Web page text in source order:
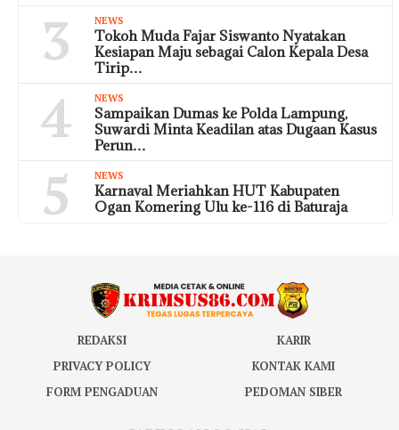
3 NEWS
Tokoh Muda Fajar Siswanto Nyatakan
Kesiapan Maju sebagai Calon Kepala Desa
Tirip…
4 NEWS
Sampaikan Dumas ke Polda Lampung,
Suwardi Minta Keadilan atas Dugaan Kasus
Perun…
5 NEWS
Karnaval Meriahkan HUT Kabupaten
Ogan Komering Ulu ke-116 di Baturaja
REDAKSI
KARIR
PRIVACY POLICY
KONTAK KAMI
FORM PENGADUAN
PEDOMAN SIBER